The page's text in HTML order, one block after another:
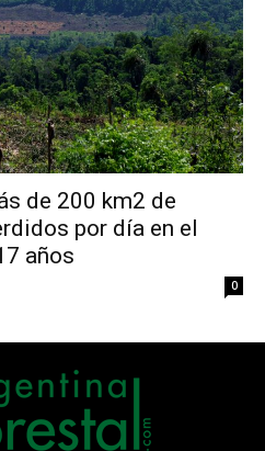
de 200 km2 de
por día en el
años
0